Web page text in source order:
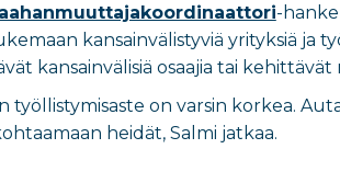
-
kansainvälistyviä yrityksiä ja
kansainvälisiä osaajia tai kehittävät
työllistymisaste on varsin korkea.
heidät, Salmi jatkaa.